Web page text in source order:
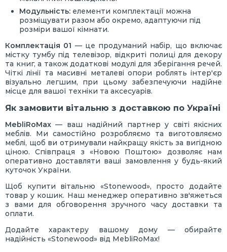
Модульність: елементи комплектації можна
розміщувати разом або окремо, адаптуючи під
розміри вашої кімнати.
Комплектація 01 — це продуманий набір, що включає
містку тумбу під телевізор, відкриті полиці для декору
та книг, а також додаткові модулі для зберігання речей.
Чіткі лінії та масивні металеві опори роблять інтер'єр
візуально легшим, при цьому забезпечуючи надійне
місце для вашої техніки та аксесуарів.
Як замовити вітальню з доставкою по Україні
MebliRoMax — ваш надійний партнер у світі якісних
меблів. Ми самостійно розробляємо та виготовляємо
меблі, щоб ви отримували найкращу якість за вигідною
ціною. Співпраця з «Новою Поштою» дозволяє нам
оперативно доставляти ваші замовлення у будь-який
куточок України.
Щоб купити вітальню «Stonewood», просто додайте
товар у кошик. Наш менеджер оперативно зв'яжеться
з вами для обговорення зручного часу доставки та
оплати.
Додайте характеру вашому дому — обирайте
надійність «Stonewood» від MebliRoMax!